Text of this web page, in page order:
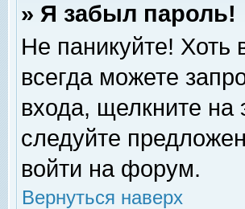
» Я забыл пароль!
Не паникуйте!
всегда можете
входа, щелкните на
следуйте
войти на форум.
Вернуться наверх